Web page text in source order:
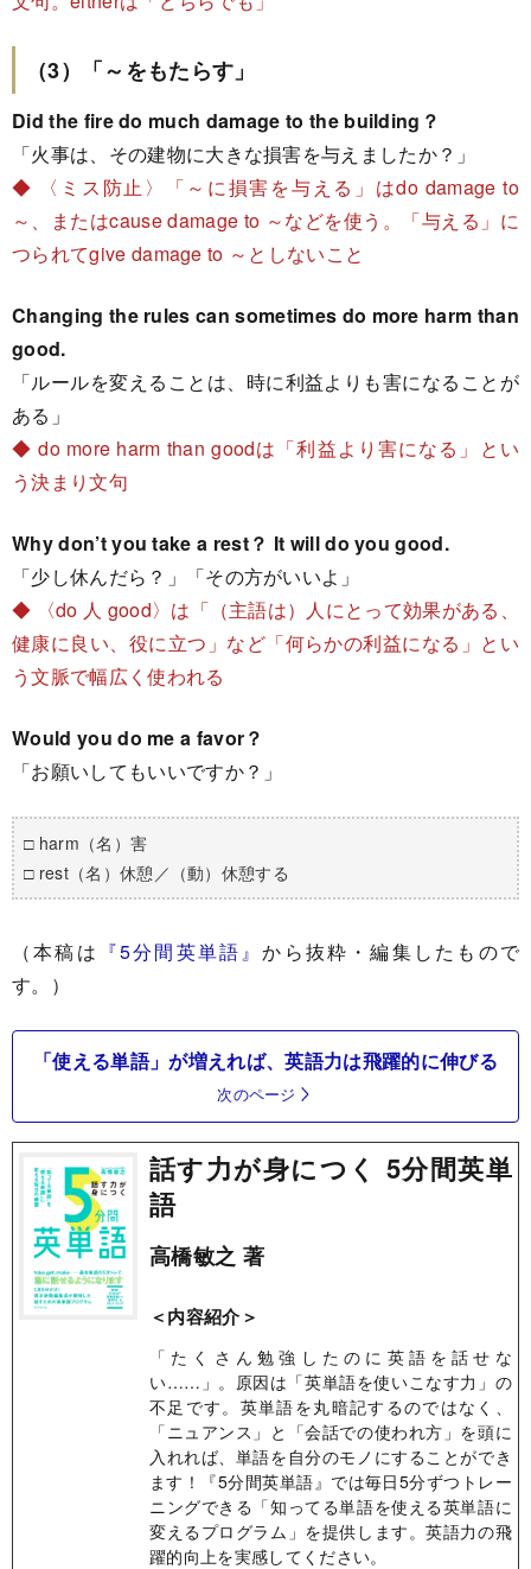
（3）「～をもたらす」
Did the fire do much damage to the building？
「火事は、その建物に大きな損害を与えましたか？」
◆ 〈ミス防止〉「～に損害を与える」はdo damage to
～、またはcause damage to ～などを使う。「与える」に
つられてgive damage to ～としないこと
Changing the rules can sometimes do more harm than
good.
「ルールを変えることは、時に利益よりも害になることが
ある」
◆ do more harm than goodは「利益より害になる」とい
う決まり文句
Why don’t you take a rest？ It will do you good.
「少し休んだら？」「その方がいいよ」
◆ 〈do 人 good〉は「（主語は）人にとって効果がある、
健康に良い、役に立つ」など「何らかの利益になる」とい
う文脈で幅広く使われる
Would you do me a favor？
「お願いしてもいいですか？」
□ harm（名）害
□ rest（名）休憩／（動）休憩する
（本稿は 『5分間英単語』から抜粋・編集したもので
す。）
「使える単語」が増えれば、英語力は飛躍的に伸びる
次のページ
話す力が身につく 5分間英単
語
高橋敏之 著
＜内容紹介＞
「たくさん勉強したのに英語を話せな
い……」。原因は「英単語を使いこなす力」の
不足です。英単語を丸暗記するのではなく、
「ニュアンス」と「会話での使われ方」を頭に
入れれば、単語を自分のモノにすることができ
ます！『5分間英単語』では毎日5分ずつトレー
ニングできる「知ってる単語を使える英単語に
変えるプログラム」を提供します。英語力の飛
躍的向上を実感してください。